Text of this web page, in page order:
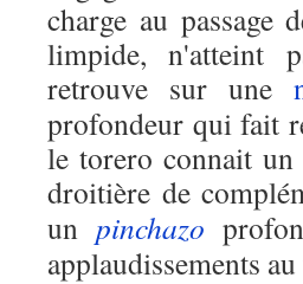
charge au passage
limpide, n'atteint
retrouve sur une
profondeur qui fait
le torero connait un
droitière de
un pinchazo
applaudissements au